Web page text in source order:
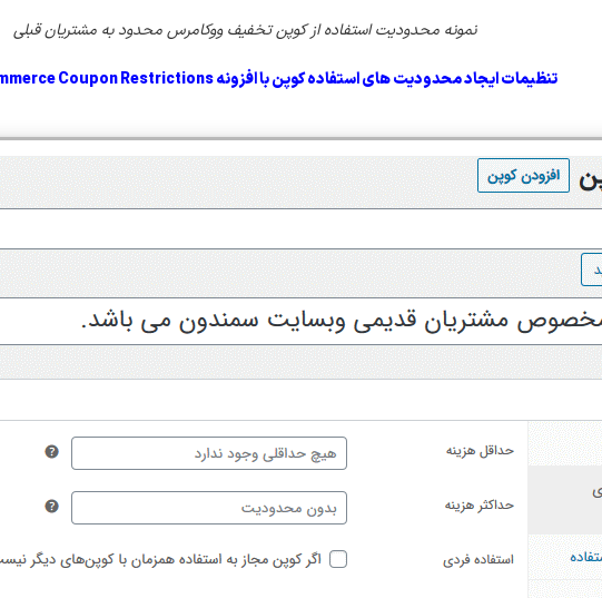
نمونه محدودیت استفاده از کوپن تخفیف ووکامرس محدود به مشتریان قبلی
تنظیمات ایجاد محدودیت های استفاده کوپن با افزونه WooCommerce Coupon Restrictions :